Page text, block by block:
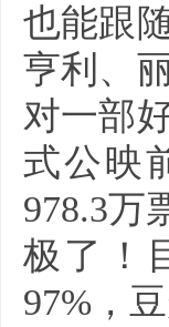
也能跟
亨利、
对一部
式公映
978.3万
极了！
97%，